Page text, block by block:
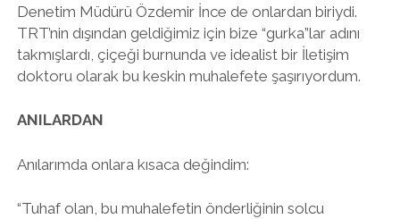
Denetim Müdürü Özdemir İnce de onlardan biriydi.
TRT’nin dışından geldiğimiz için bize “gurka”lar adını
takmışlardı, çiçeği burnunda ve idealist bir İletişim
doktoru olarak bu keskin muhalefete şaşırıyordum.
ANILARDAN
Anılarımda onlara kısaca değindim:
“Tuhaf olan, bu muhalefetin önderliğinin solcu